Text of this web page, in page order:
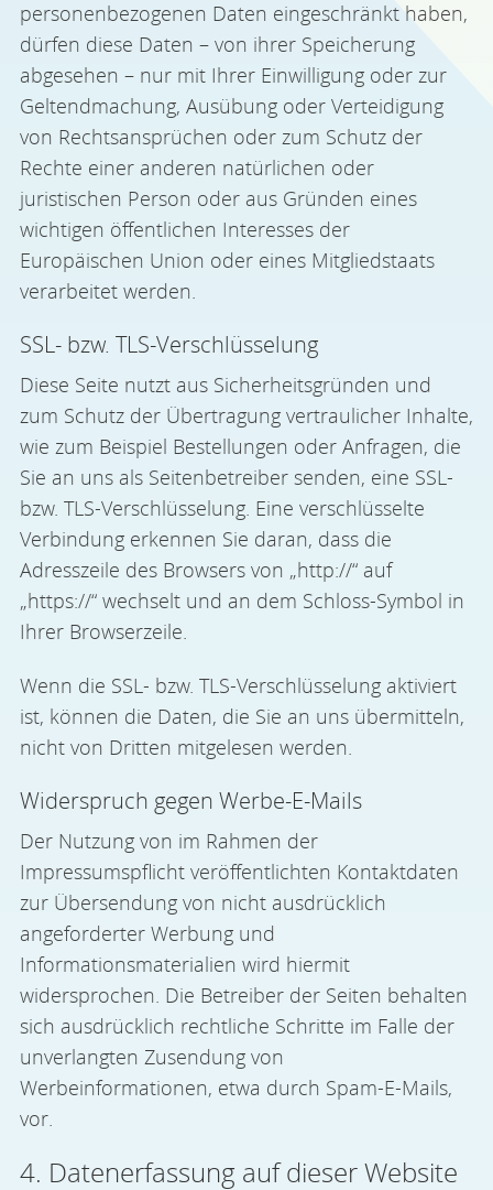
personenbezogenen Daten eingeschränkt haben,
dürfen diese Daten – von ihrer Speicherung
abgesehen – nur mit Ihrer Einwilligung oder zur
Geltendmachung, Ausübung oder Verteidigung
von Rechtsansprüchen oder zum Schutz der
Rechte einer anderen natürlichen oder
juristischen Person oder aus Gründen eines
wichtigen öffentlichen Interesses der
Europäischen Union oder eines Mitgliedstaats
verarbeitet werden.
SSL- bzw. TLS-Verschlüsselung
Diese Seite nutzt aus Sicherheitsgründen und
zum Schutz der Übertragung vertraulicher Inhalte,
wie zum Beispiel Bestellungen oder Anfragen, die
Sie an uns als Seitenbetreiber senden, eine SSL-
bzw. TLS-Verschlüsselung. Eine verschlüsselte
Verbindung erkennen Sie daran, dass die
Adresszeile des Browsers von „http://“ auf
„https://“ wechselt und an dem Schloss-Symbol in
Ihrer Browserzeile.
Wenn die SSL- bzw. TLS-Verschlüsselung aktiviert
ist, können die Daten, die Sie an uns übermitteln,
nicht von Dritten mitgelesen werden.
Widerspruch gegen Werbe-E-Mails
Der Nutzung von im Rahmen der
Impressumspflicht veröffentlichten Kontaktdaten
zur Übersendung von nicht ausdrücklich
angeforderter Werbung und
Informationsmaterialien wird hiermit
widersprochen. Die Betreiber der Seiten behalten
sich ausdrücklich rechtliche Schritte im Falle der
unverlangten Zusendung von
Werbeinformationen, etwa durch Spam-E-Mails,
vor.
4. Datenerfassung auf dieser Website